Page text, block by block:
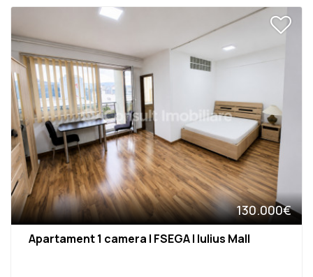
130.000€
Apartament 1 camera | FSEGA | Iulius Mall